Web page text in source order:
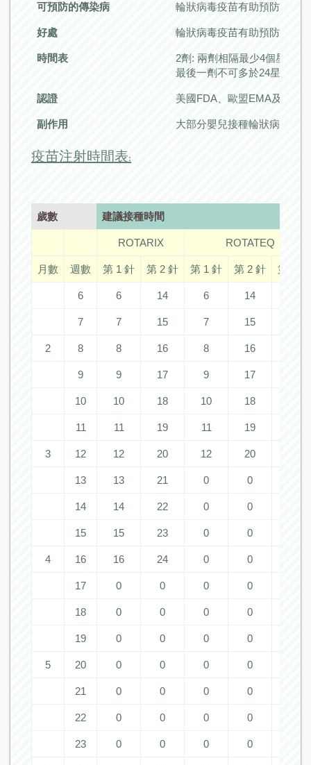
可預防的傳染病 輪狀病毒疫苗有助預防輪狀
好處 輪狀病毒疫苗有助預防輪狀
時間表
2劑: 兩劑相隔最少4個星期。
最後一劑不可多於24星期
認證 美國FDA、歐盟EMA及香港
副作用 大部分嬰兒接種輪狀病毒疫
疫苗注射時間表:
歲數 建議接種時間
ROTARIX ROTATEQ
月數 週數 第 1 針 第 2 針 第 1 針 第 2 針 第 3 針
6 6 14 6 14
7 7 15 7 15
2 8 8 16 8 16
9 9 17 9 17
10 10 18 10 18
11 11 19 11 19
3 12 12 20 12 20
13 13 21 0 0
14 14 22 0 0
15 15 23 0 0
4 16 16 24 0 0
17 0 0 0 0
18 0 0 0 0
19 0 0 0 0
5 20 0 0 0 0
21 0 0 0 0
22 0 0 0 0
23 0 0 0 0